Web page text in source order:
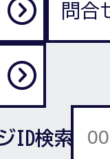
問合
ID検索